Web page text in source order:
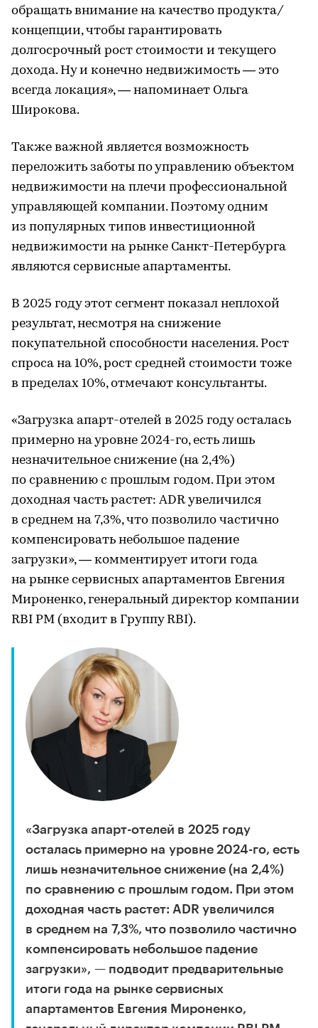
обращать внимание на качество продукта/
концепции, чтобы гарантировать
долгосрочный рост стоимости и текущего
дохода. Ну и конечно недвижимость — это
всегда локация», — напоминает Ольга
Широкова.
Также важной является возможность
переложить заботы по управлению объектом
недвижимости на плечи профессиональной
управляющей компании. Поэтому одним
из популярных типов инвестиционной
недвижимости на рынке Санкт-Петербурга
являются сервисные апартаменты.
В 2025 году этот сегмент показал неплохой
результат, несмотря на снижение
покупательной способности населения. Рост
спроса на 10%, рост средней стоимости тоже
в пределах 10%, отмечают консультанты.
«Загрузка апарт-отелей в 2025 году осталась
примерно на уровне 2024-го, есть лишь
незначительное снижение (на 2,4%)
по сравнению с прошлым годом. При этом
доходная часть растет: ADR увеличился
в среднем на 7,3%, что позволило частично
компенсировать небольшое падение
загрузки», — комментирует итоги года
на рынке сервисных апартаментов Евгения
Мироненко, генеральный директор компании
RBI PM (входит в Группу RBI).
«Загрузка апарт-отелей в 2025 году
осталась примерно на уровне 2024-го, есть
лишь незначительное снижение (на 2,4%)
по сравнению с прошлым годом. При этом
доходная часть растет: ADR увеличился
в среднем на 7,3%, что позволило частично
компенсировать небольшое падение
загрузки», — подводит предварительные
итоги года на рынке сервисных
апартаментов Евгения Мироненко,